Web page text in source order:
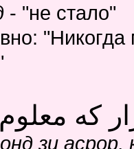
- "не стало"
که
зи